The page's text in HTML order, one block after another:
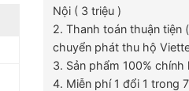
Nội ( 3 triệu )
2. Thanh toán thuận tiện
chuyển phát thu hộ
3. Sản phẩm 100% chính
4. Miễn phí 1 đổi 1 trong